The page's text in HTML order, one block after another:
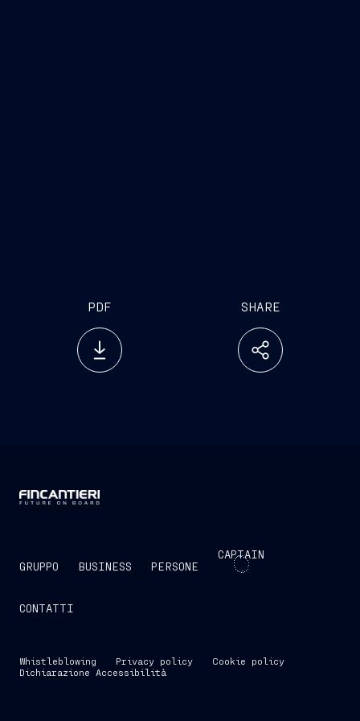
PDF SHARE
GRUPPO BUSINESS PERSONE
CAPTAIN
CONTATTI
Whistleblowing Privacy policy
Cookie policy
Dichiarazione Accessibilità